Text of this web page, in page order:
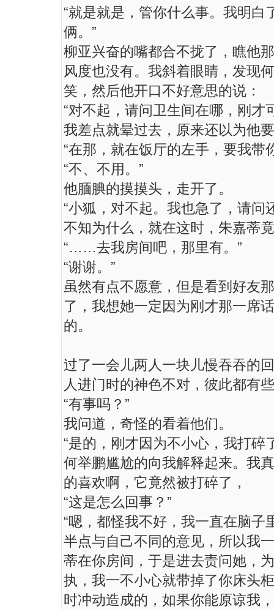
“就是就是，管你什么事。我明
俩。”
柳亚兴奋的嘴都合不拢了，瞧他
风度也没有。我斜着眼睛，发现
笑，然后他开口不好意思的说：
“对不起，请问卫生间在哪，刚才
我差点就晕过去，原来还以为他
“在那，就在饭厅的左手，要我带
“不、不用。”
他腼腆的摸摸头，走开了。
“小狐，对不起。我也急了，请问
不知为什么，就在这时，朱嘉蒂
“……去我房间吧，那里有。”
“谢谢。”
虽然有点不愿意，但是看到好友
了，我想她一定因为刚才那一席
的。
过了一会儿两人一块儿慢吞吞的
人进门时的神色不对，彼此都有
“有事吗？”
我问道，奇怪的看着他们。
“是的，刚才因为不小心，我打碎
何举鹏尴尬的向我解释起来。我
的喜欢啊，它竟然被打碎了，
“这是怎么回事？”
“嗯，都怪我不好，我一直在脑
半点与自己不同的意见，所以我
蒂在你房间，于是进去责问她，
执，我一不小心就带掉了你床头
时冲动造成的，如果你能原谅我